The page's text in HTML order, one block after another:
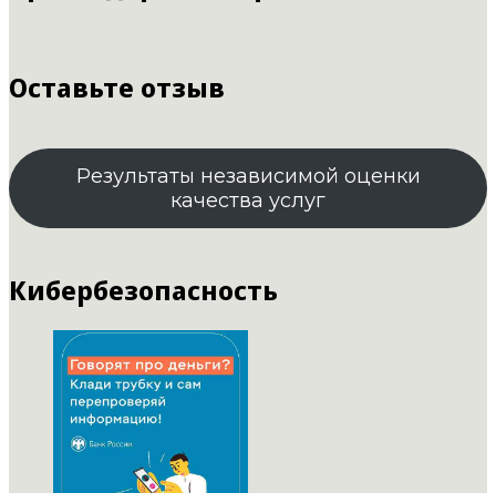
Оставьте отзыв
Результаты независимой оценки
качества услуг
Кибербезопасность